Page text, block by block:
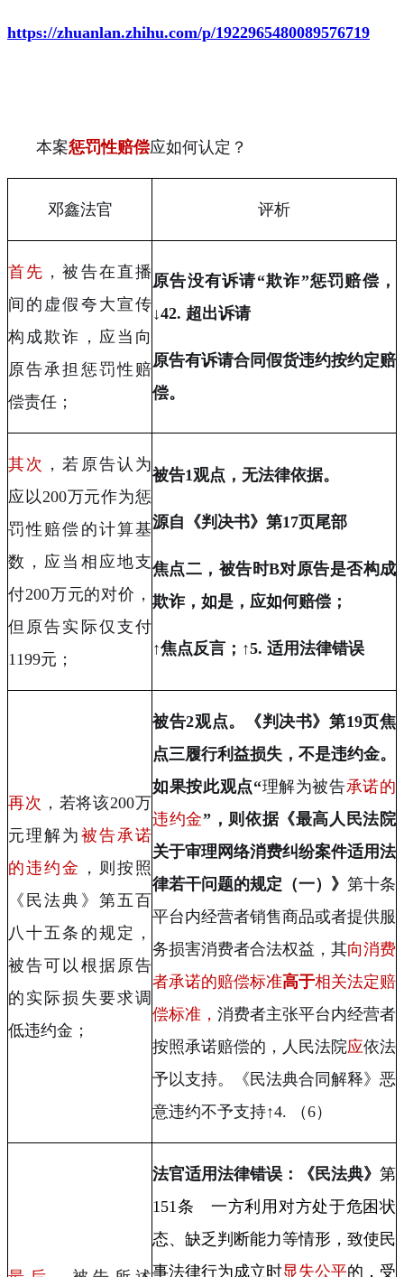
https://zhuanlan.zhihu.com/p/1922965480089576719
本案惩罚性赔偿应如何认定？
邓鑫法官 评析
首先 ，被告在直播
间的虚假夸大宣传
构成欺诈，应当向
原告承担惩罚性赔
偿责任；
原告没有诉请“欺诈”惩罚赔偿，
↓42. 超出诉请
原告有诉请合同假货违约按约定赔
偿。
其次 ，若原告认为
应以 200万元作为惩
罚性赔偿的计算基
数，应当相应地支
付200万元的对价 ，
但原告实际仅支付
1199元；
被告1观点，无法律依据。
源自《判决书》第17页尾部
焦点二，被告时B对原告是否构成
欺诈，如是，应如何赔偿；
↑焦点反言；↑5. 适用法律错误
再次 ，若将该200万
元理解为 被告承诺
的违约金 ，则按照
《民法典》第五百
八十五条的规定，
被告可以根据原告
的实际损失要求调
低违约金；
被告2观点。《判决书》第19页焦
点三履行利益损失，不是违约金。
如果按此观点“理解为被告承诺的
违约金”，则依据《最高人民法院
关于审理网络消费纠纷案件适用法
律若干问题的规定（一）》 第十条
平台内经营者销售商品或者提供服
务损害消费者合法权益，其向消费
者承诺的赔偿标准高于相关法定赔
偿标准， 消费者主张平台内经营者
按照承诺赔偿的，人民法院应依法
予以支持。《民法典合同解释》恶
意违约不予支持↑4. （6）
法官适用法律错误：《民法典》 第
151 条 一方利用对方处于危困状
态、缺乏判断能力等情形，致使民
事法律行为成立时显失公平的，受